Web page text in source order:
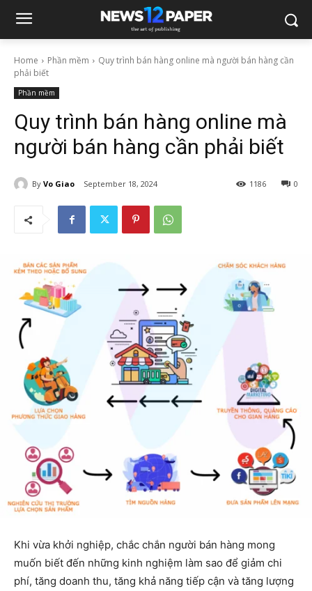
Home Phần mềm
Quy trình bán hàng online mà người bán hàng cần
phải biết
Phần mềm
Quy trình bán hàng online mà
người bán hàng cần phải biết
By Vo Giao September 18, 2024 0
1186
Khi vừa khởi nghiệp, chắc chắn người bán hàng mong
muốn biết đến những kinh nghiệm làm sao để giảm chi
phí, tăng doanh thu, tăng khả năng tiếp cận và tăng lượng